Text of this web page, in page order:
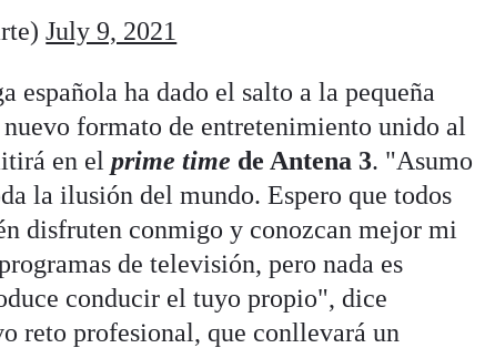
July 9, 2021
ha dado el salto a la pequeña
nuevo formato de entretenimiento unido al
en elprime time de Antena 3. "Asumo
la ilusión del mundo. Espero que todos
disfruten conmigo y conozcan mejor mi
de televisión, pero nada es
conducir el tuyo propio", dice
reto profesional, que conllevará un